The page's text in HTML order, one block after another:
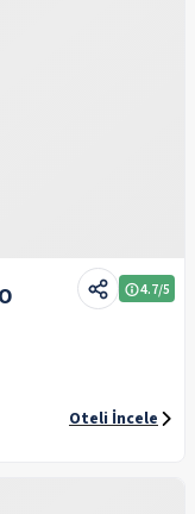
4.7/5
Oteli İncele